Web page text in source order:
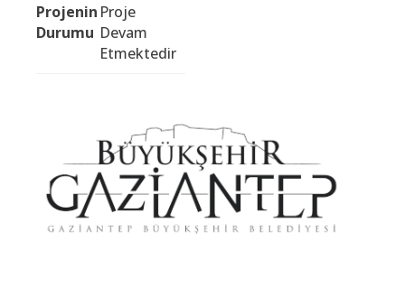
Projenin
Durumu
Proje
Devam
Etmektedir